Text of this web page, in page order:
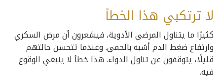
لا ترتكبي هذا الخطأ
كثيرًا ما يتناول المرضى الأدوية، فيشعرون أن مرض السكري
وارتفاع ضغط الدم أشبه بالحمى. وعندما تتحسن حالتهم
قليلًا، يتوقفون عن تناول الدواء. هذا خطأ لا ينبغي الوقوع
فيه.